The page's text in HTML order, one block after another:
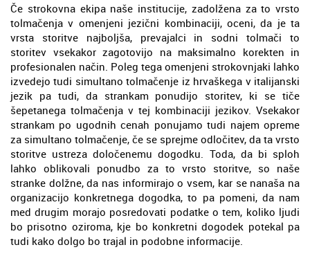
Če strokovna ekipa naše institucije, zadolžena za to vrsto
tolmačenja v omenjeni jezični kombinaciji, oceni, da je ta
vrsta storitve najboljša, prevajalci in sodni tolmači to
storitev vsekakor zagotovijo na maksimalno korekten in
profesionalen način. Poleg tega omenjeni strokovnjaki lahko
izvedejo tudi simultano tolmačenje iz hrvaškega v italijanski
jezik pa tudi, da strankam ponudijo storitev, ki se tiče
šepetanega tolmačenja v tej kombinaciji jezikov. Vsekakor
strankam po ugodnih cenah ponujamo tudi najem opreme
za simultano tolmačenje, če se sprejme odločitev, da ta vrsto
storitve ustreza določenemu dogodku. Toda, da bi sploh
lahko oblikovali ponudbo za to vrsto storitve, so naše
stranke dolžne, da nas informirajo o vsem, kar se nanaša na
organizacijo konkretnega dogodka, to pa pomeni, da nam
med drugim morajo posredovati podatke o tem, koliko ljudi
bo prisotno oziroma, kje bo konkretni dogodek potekal pa
tudi kako dolgo bo trajal in podobne informacije.